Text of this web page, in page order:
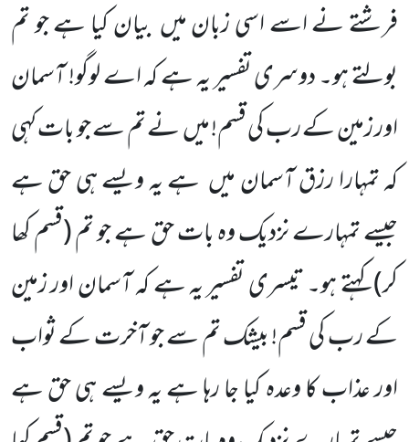
فرشتے نے اسے اسی زبان میں بیان کیا ہے جو تم
بولتے ہو۔ دوسری تفسیر یہ ہے کہ اے لوگو! آسمان
اور زمین کے رب کی قسم! میں نے تم سے جو بات کہی
کہ تمہارا رزق آسمان میں ہے یہ ویسے ہی حق ہے
جیسے تمہارے نزدیک وہ بات حق ہے جو تم(قسم کھا
کر)کہتے ہو۔ تیسری تفسیر یہ ہے کہ آسمان اور زمین
کے رب کی قسم! بیشک تم سے جو آخرت کے ثواب
اور عذاب کا وعدہ کیا جا رہا ہے یہ ویسے ہی حق ہے